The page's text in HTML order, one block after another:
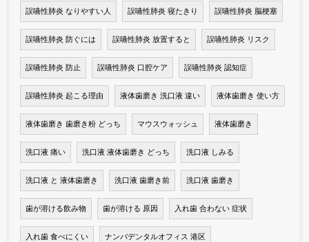
誤嚥性肺炎 なりやすい人 誤嚥性肺炎 寝たきり 誤嚥性肺炎 脳梗塞
誤嚥性肺炎 防ぐには 誤嚥性肺炎 放置すると 誤嚥性肺炎 リスク
誤嚥性肺炎 防止 誤嚥性肺炎 口腔ケア 誤嚥性肺炎 認知症
誤嚥性肺炎 起こる理由 液体歯磨き 洗口液 違い 液体歯磨き 使い方
液体歯磨き 歯磨き粉 どっち マウスウォッシュ 液体歯磨き
洗口液 痛い 洗口液 液体歯磨き どっち 洗口液 しみる
洗口液 と 液体歯磨き 洗口液 歯磨き前 洗口液 歯磨き
歯が溶ける飲み物 歯が溶ける 原因 入れ歯 合わない 症状
入れ歯 食べにくい ナンバデンタルオフィス 港区